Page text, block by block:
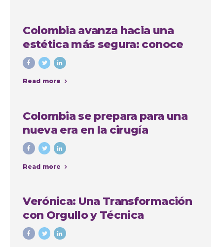
Colombia avanza hacia una
estética más segura: conoce
quiénes podrán realizar
procedimientos estéticos
Read more
Colombia se prepara para una
nueva era en la cirugía
estética: avanza proyecto de
ley que regula las
intervenciones con fines
Read more
Verónica: Una Transformación
con Orgullo y Técnica